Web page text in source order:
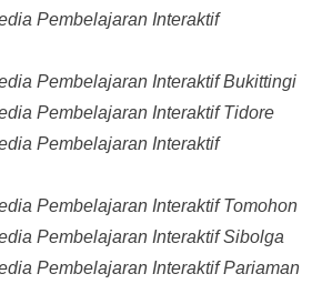
Pembelajaran Interaktif
Pembelajaran Interaktif Bukittingi
Pembelajaran Interaktif Tidore
Pembelajaran Interaktif
Pembelajaran Interaktif Tomohon
Pembelajaran Interaktif Sibolga
Pembelajaran Interaktif Pariaman